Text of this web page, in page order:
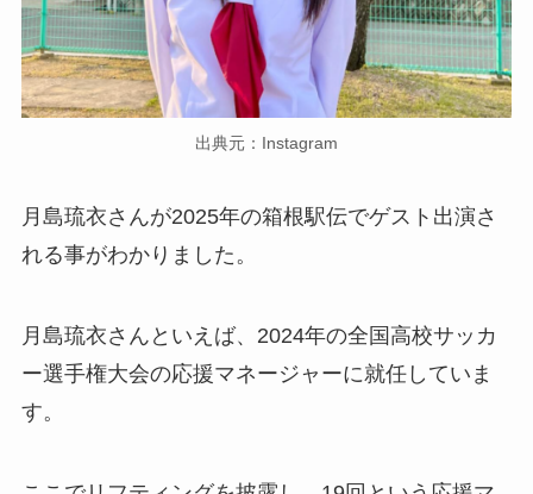
出典元：Instagram
月島琉衣さんが2025年の箱根駅伝でゲスト出演さ
れる事がわかりました。
月島琉衣さんといえば、2024年の全国高校サッカ
ー選手権大会の応援マネージャーに就任していま
す。